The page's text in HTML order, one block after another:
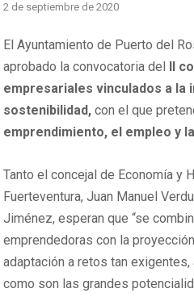
2 de septiembre de 2020
El Ayuntamiento de Puerto del
aprobado la convocatoria del
II
empresariales vinculados a la
sostenibilidad,con el que
emprendimiento, el empleo y
Tanto el concejal de Economía y
Fuerteventura, Juan Manuel
Jiménez, esperan que “se
emprendedoras con la
adaptación a retos tan
como son las grandes